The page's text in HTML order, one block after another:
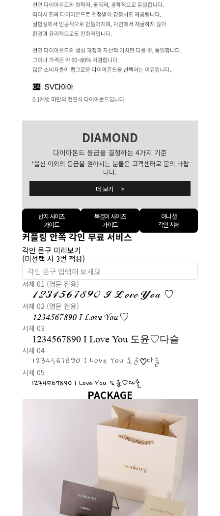
DIAMOND
다이아몬드 등급을 결정하는 4가지 기준
*옵션 이외의 등급을 원하시는 분들은 고객센터로 문의 바랍
니다.
더 보기 >
반지 사이즈
가이드
목걸이 사이즈
가이드
이니셜
각인 서체
커플링 안쪽 각인 무료 서비스
각인 문구 미리보기
(미선택 시 3번 적용)
서체 01 (영문 전용)
1234567890 I Love You ♡
서체 02 (영문 전용)
1234567890 I Love You ♡
서체 03
1234567890 I Love You 도윤♡다슬
서체 04
1234567890 I Love You 도윤♡다슬
서체 05
1234567890 I Love You 도윤♡다슬
PACKAGE